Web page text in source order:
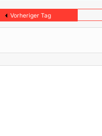
Vorheriger Tag